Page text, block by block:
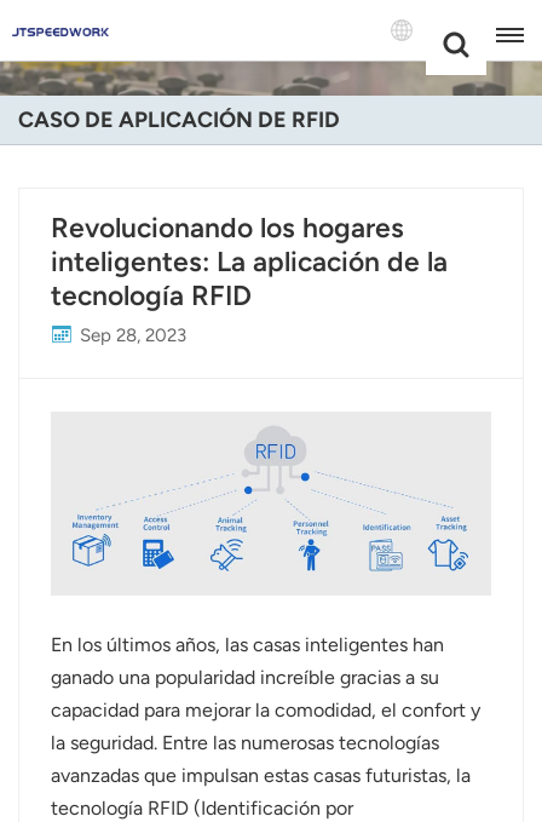
+86 -18681515767
English
Deutsch
Português
Nederland
日语
한국어
Türk
Ελληνικά
CASO DE APLICACIÓN DE RFID
Revolucionando los hogares
inteligentes: La aplicación de la
tecnología RFID
Sep 28, 2023
En los últimos años, las casas inteligentes han
ganado una popularidad increíble gracias a su
capacidad para mejorar la comodidad, el confort y
la seguridad. Entre las numerosas tecnologías
avanzadas que impulsan estas casas futuristas, la
tecnología RFID (Identificación por